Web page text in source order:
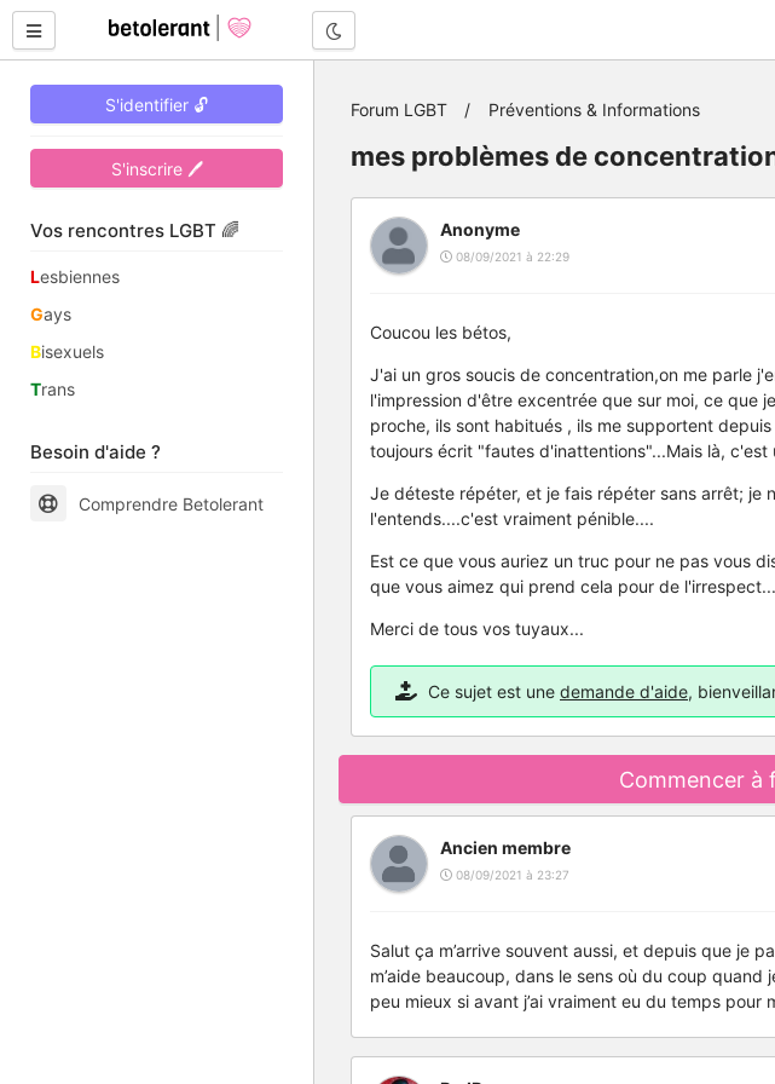
S'identifier 🔓
S'inscrire 🖊
Vos rencontres LGBT 🌈
Lesbiennes
Gays
Bisexuels
Trans
Besoin d'aide ?
Comprendre Betolerant
Forum LGBT Préventions & Informations
mes problèmes de
Anonyme
08/09/2021 à 22:29
Coucou les bétos,
J'ai un gros soucis de concentration,on me parle
l'impression d'être excentrée que sur moi, ce que
proche, ils sont habitués , ils me supportent
toujours écrit "fautes d'inattentions"...Mais là, c'est
Je déteste répéter, et je fais répéter sans arrêt; je
l'entends....c'est vraiment pénible....
Est ce que vous auriez un truc pour ne pas vous
que vous aimez qui prend cela pour de l'irrespect...
Merci de tous vos tuyaux...
Ce sujet est une demande d'aide,
Commencer à
Ancien membre
08/09/2021 à 23:27
Salut ça m’arrive souvent aussi, et depuis que je
m’aide beaucoup, dans le sens où du coup
peu mieux si avant j’ai vraiment eu du temps